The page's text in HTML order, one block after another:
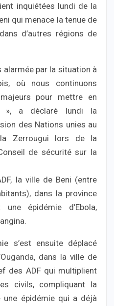
inquiétées lundi de la
qui menace la tenue de
d’autres régions de
alarmée par la situation à
où nous continuons
pour mettre en
», a déclaré lundi la
des Nations unies au
Zerrougui lors de la
de sécurité sur la
la ville de Beni (entre
dans la province
épidémie d’Ebola,
s’est ensuite déplacé
dans la ville de
des ADF qui multiplient
civils, compliquant la
épidémie qui a déjà